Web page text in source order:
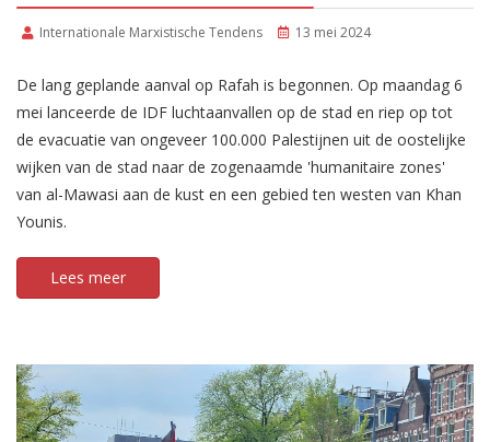
Internationale Marxistische Tendens 13 mei 2024
De lang geplande aanval op Rafah is begonnen. Op maandag 6
mei lanceerde de IDF luchtaanvallen op de stad en riep op tot
de evacuatie van ongeveer 100.000 Palestijnen uit de oostelijke
wijken van de stad naar de zogenaamde 'humanitaire zones'
van al-Mawasi aan de kust en een gebied ten westen van Khan
Younis.
Lees meer